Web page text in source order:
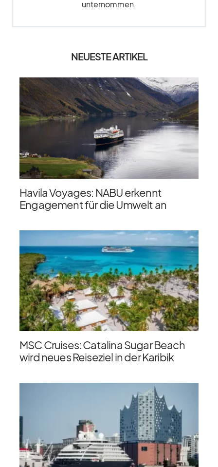
unternommen.
NEUESTE ARTIKEL
Havila Voyages: NABU erkennt
Engagement für die Umwelt an
MSC Cruises: Catalina Sugar Beach
wird neues Reiseziel in der Karibik